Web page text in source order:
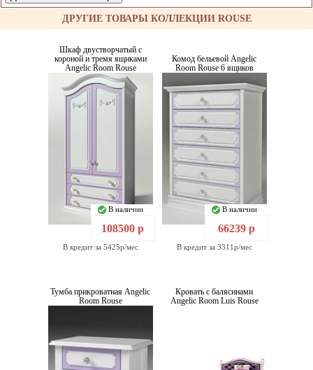
ДРУГИЕ ТОВАРЫ КОЛЛЕКЦИИ ROUSE
Шкаф двустворчатый с
короной и тремя ящиками
Angelic Room Rouse
В наличии
108500 р
В кредит за 5425р/мес
Комод бельевой Angelic
Room Rouse 6 ящиков
В наличии
66239 р
В кредит за 3311р/мес
Тумба прикроватная Angelic
Room Rouse
Кровать с балясинами
Angelic Room Luis Rouse